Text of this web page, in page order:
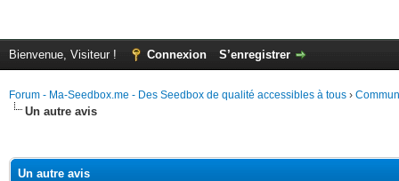
Bienvenue, Visiteur ! Connexion S’enregistrer
Forum - Ma-Seedbox.me - Des Seedbox de qualité accessibles à tous ›
Un autre avis
Un autre avis